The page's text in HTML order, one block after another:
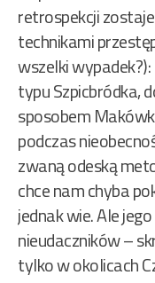
retrospekcji
technikami
wszelki
typu Szpicbródka,
sposobem
podczas
zwaną odeską
chce nam chyba
jednak wie. Ale
nieudaczników –
tylko w okolicach